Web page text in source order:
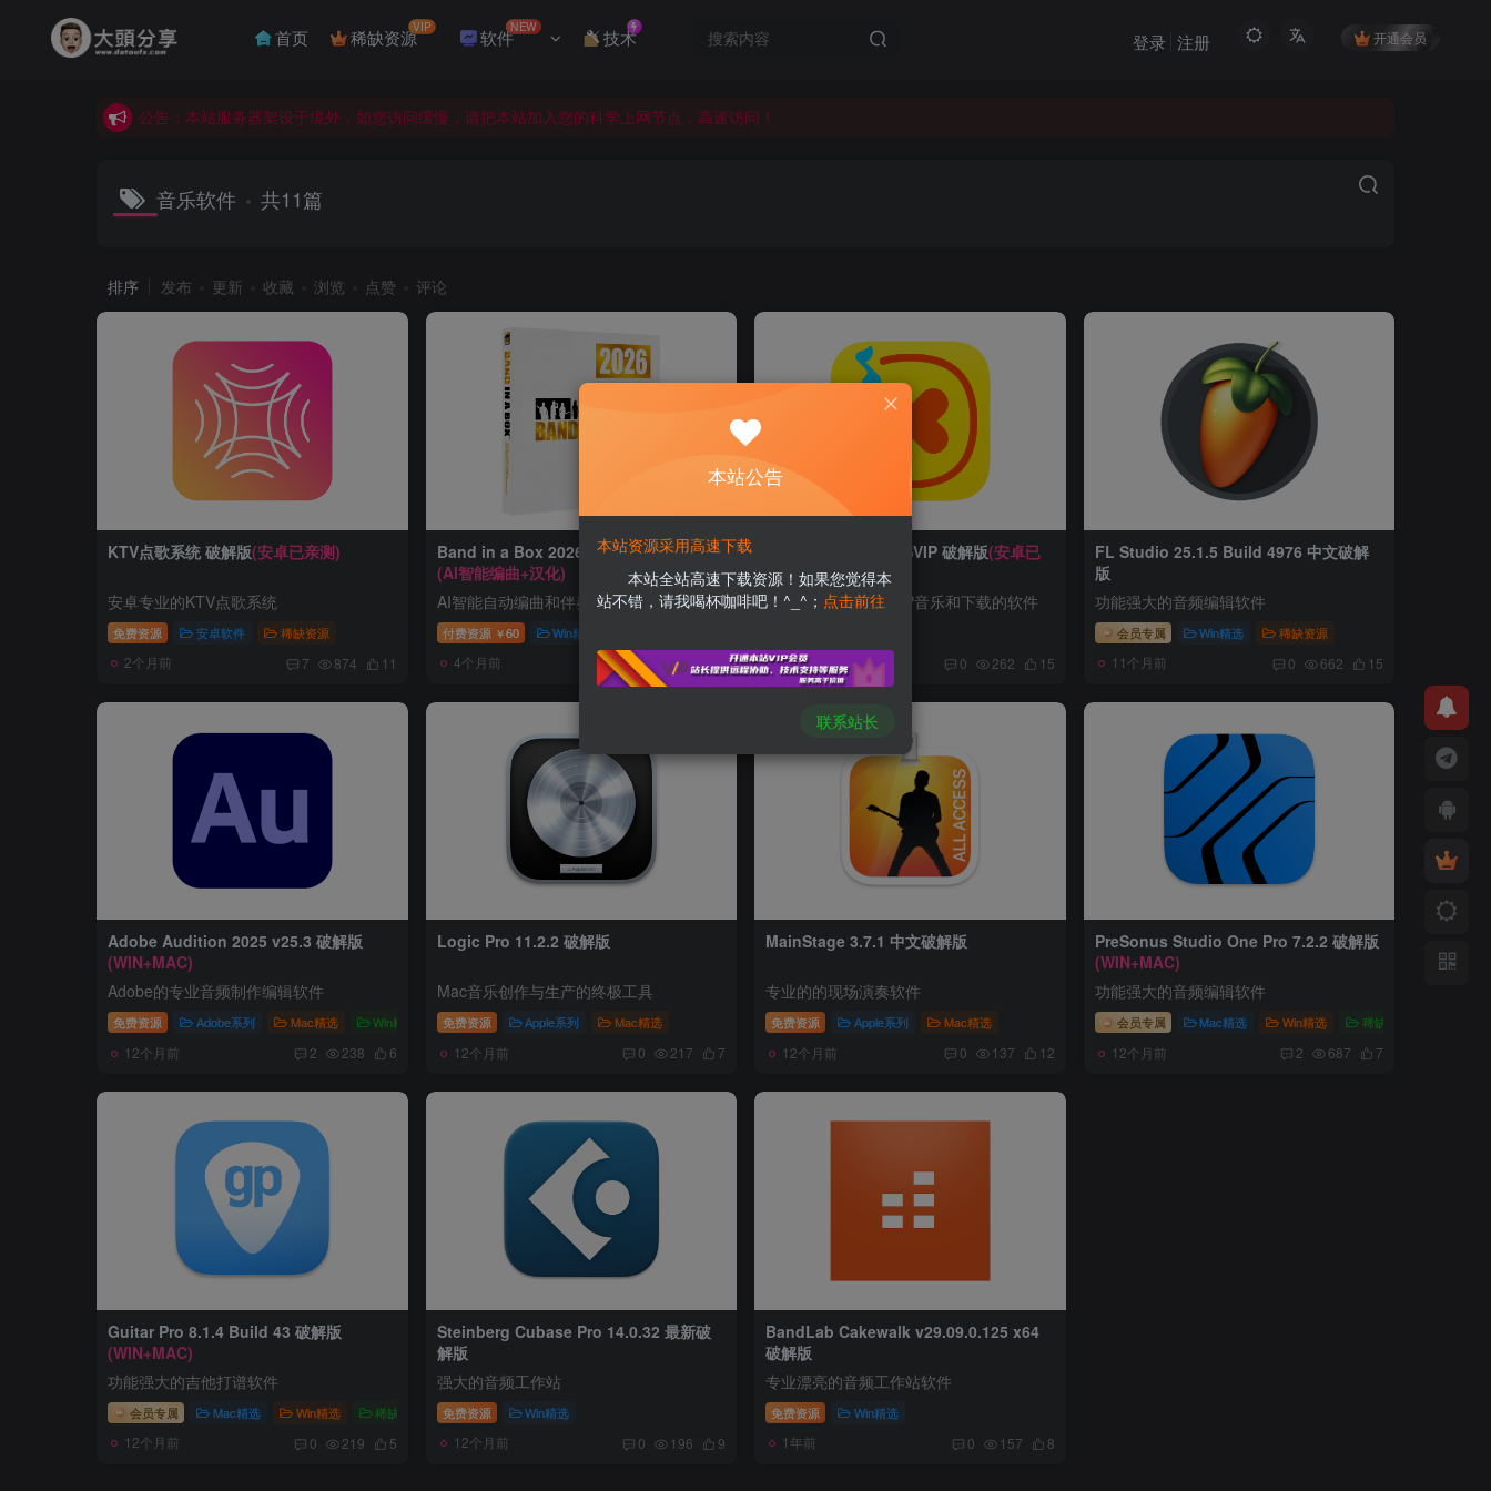
首页 稀缺资源VIP 软件NEW 技术 开通会员
登录 注册
公告：本站资源需登录后下载。如果没有找到您需要的资源，请私信站长添加！
公告：本站服务器架设于境外，如您访问缓慢，请把本站加入您的科学上网节点，高速访问！
音乐软件 共11篇
排序 发布 更新 收藏 浏览 点赞 评论
KTV点歌系统 破解版(安卓已亲测)
安卓专业的KTV点歌系统
免费资源 安卓软件 稀缺资源
2个月前 7 874 11
Band in a Box 2026 (1237) 最新破解版
(AI智能编曲+汉化)
AI智能自动编曲和伴奏软件
付费资源 ￥60 Win精选
4个月前 16 3319 8
酷我音乐 v12.0.0.0 SVIP 破解版(安卓已
亲测)
安卓还可以在线听VIP音乐和下载的软件
5个月前 0 262 15
FL Studio 25.1.5 Build 4976 中文破解
版
功能强大的音频编辑软件
会员专属 Win精选 稀缺资源
11个月前 0 662 15
Adobe Audition 2025 v25.3 破解版
(WIN+MAC)
Adobe的专业音频制作编辑软件
免费资源 Adobe系列 Mac精选 Win精选
12个月前 2 238 6
Logic Pro 11.2.2 破解版
Mac音乐创作与生产的终极工具
免费资源 Apple系列 Mac精选
12个月前 0 217 7
MainStage 3.7.1 中文破解版
专业的的现场演奏软件
免费资源 Apple系列 Mac精选
12个月前 0 137 12
PreSonus Studio One Pro 7.2.2 破解版
(WIN+MAC)
功能强大的音频编辑软件
会员专属 Mac精选 Win精选 稀缺资源
12个月前 2 687 7
Guitar Pro 8.1.4 Build 43 破解版
(WIN+MAC)
功能强大的吉他打谱软件
会员专属 Mac精选 Win精选 稀缺资源
12个月前 0 219 5
Steinberg Cubase Pro 14.0.32 最新破
解版
强大的音频工作站
免费资源 Win精选
12个月前 0 196 9
BandLab Cakewalk v29.09.0.125 x64
破解版
专业漂亮的音频工作站软件
免费资源 Win精选
1年前 0 157 8
本站公告
本站资源采用高速下载
本站全站高速下载资源！如果您觉得本
站不错，请我喝杯咖啡吧！^_^； 点击前往
联系站长